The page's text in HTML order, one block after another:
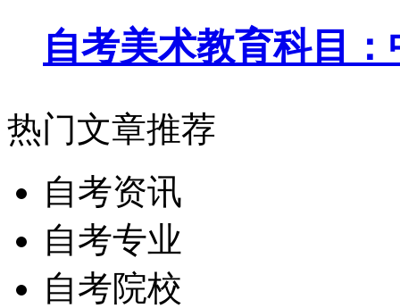
自考美术教育科目
热门文章推荐
自考资讯
自考专业
自考院校